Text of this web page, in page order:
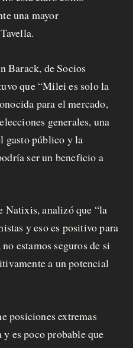
una mayor
Barack, de Socios
que “Milei es solo la
para el mercado,
generales, una
gasto público y la
ser un beneficio a
Natixis, analizó que “la
y eso es positivo para
estamos seguros de si
a un potencial
posiciones extremas
es poco probable que